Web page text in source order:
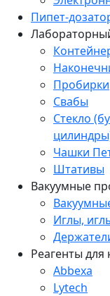
Пипет-
Пробирки
Свабы
Стекло
Чашки
Штативы
Вакуумные
Иглы,
Реагенты для
Abbexa
Lytech